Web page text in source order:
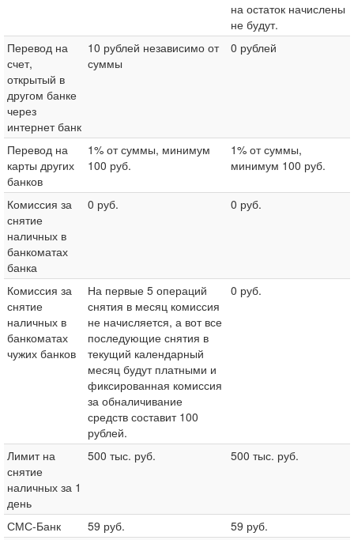
на остаток начислены
не будут.
Перевод на
счет,
открытый в
другом банке
через
интернет банк
10 рублей независимо от
суммы
0 рублей
Перевод на
карты других
банков
1% от суммы, минимум
100 руб.
1% от суммы,
минимум 100 руб.
Комиссия за
снятие
наличных в
банкоматах
банка
0 руб. 0 руб.
Комиссия за
снятие
наличных в
банкоматах
чужих банков
На первые 5 операций
снятия в месяц комиссия
не начисляется, а вот все
последующие снятия в
текущий календарный
месяц будут платными и
фиксированная комиссия
за обналичивание
средств составит 100
рублей.
0 руб.
Лимит на
снятие
наличных за 1
день
500 тыс. руб. 500 тыс. руб.
СМС-Банк 59 руб.
59 руб.